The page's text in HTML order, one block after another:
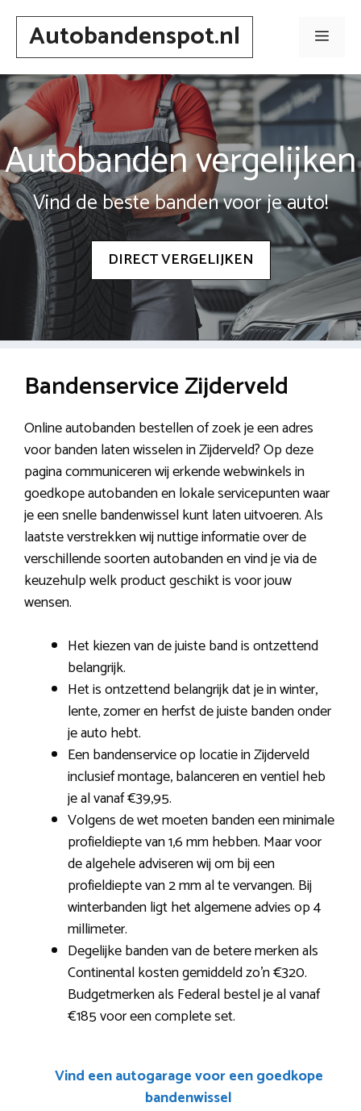
Spring
inhoudAutobandenspot.nl Menu
Autobanden vergelijken
Vind de beste banden voor je auto!
DIRECT VERGELIJKEN
Bandenservice Zijderveld
Online autobanden bestellen of zoek je een adres
voor banden laten wisselen in Zijderveld? Op deze
pagina communiceren wij erkende webwinkels in
goedkope autobanden en lokale servicepunten waar
je een snelle bandenwissel kunt laten uitvoeren. Als
laatste verstrekken wij nuttige informatie over de
verschillende soorten autobanden en vind je via de
keuzehulp welk product geschikt is voor jouw
wensen.
Het kiezen van de juiste band is ontzettend
belangrijk.
Het is ontzettend belangrijk dat je in winter,
lente, zomer en herfst de juiste banden onder
je auto hebt.
Een bandenservice op locatie in Zijderveld
inclusief montage, balanceren en ventiel heb
je al vanaf €39,95.
Volgens de wet moeten banden een minimale
profieldiepte van 1,6 mm hebben. Maar voor
de algehele adviseren wij om bij een
profieldiepte van 2 mm al te vervangen. Bij
winterbanden ligt het algemene advies op 4
millimeter.
Degelijke banden van de betere merken als
Continental kosten gemiddeld zo’n €320.
Budgetmerken als Federal bestel je al vanaf
€185 voor een complete set.
Vind een autogarage voor een goedkope
bandenwissel